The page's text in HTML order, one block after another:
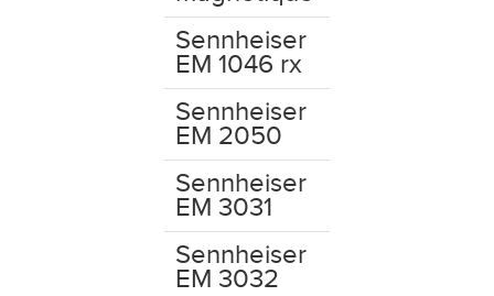
Sennheiser
EM 1046 rx
Sennheiser
EM 2050
Sennheiser
EM 3031
Sennheiser
EM 3032